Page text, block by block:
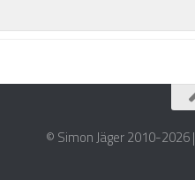
© Simon Jäger 2010-2026 |